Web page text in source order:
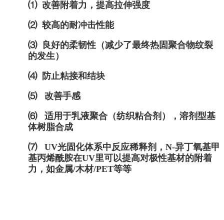
⑴ 改善附着力，提高拉伸强度
⑵ 较高的耐冲击性能
⑶
良好的柔韧性（减少了最终热固聚合物纹裂
的发生）
⑷ 防止粘接和结块
⑸
改善手感
⑹
适用于乳液聚合（纺织粘合剂），溶剂型基
体树脂合成
⑺
UV光固化体系中反应稀释剂，N-异丁氧基甲
基丙烯酰胺在UV里可以提高对极性基材的附着
力，如金属/木材/PET等等